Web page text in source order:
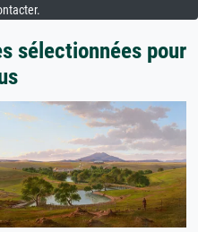
sélectionnées pour